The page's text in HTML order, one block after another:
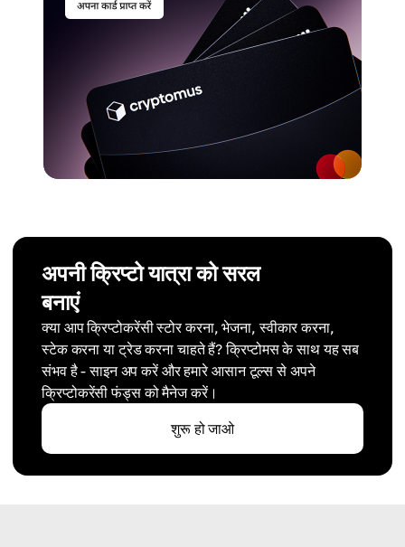
अपनी क्रिप्टो यात्रा को सरल
बनाएं
क्या आप क्रिप्टोकरेंसी स्टोर करना, भेजना, स्वीकार करना,
स्टेक करना या ट्रेड करना चाहते हैं? क्रिप्टोमस के साथ यह सब
संभव है - साइन अप करें और हमारे आसान टूल्स से अपने
क्रिप्टोकरेंसी फंड्स को मैनेज करें।
शुरू हो जाओ